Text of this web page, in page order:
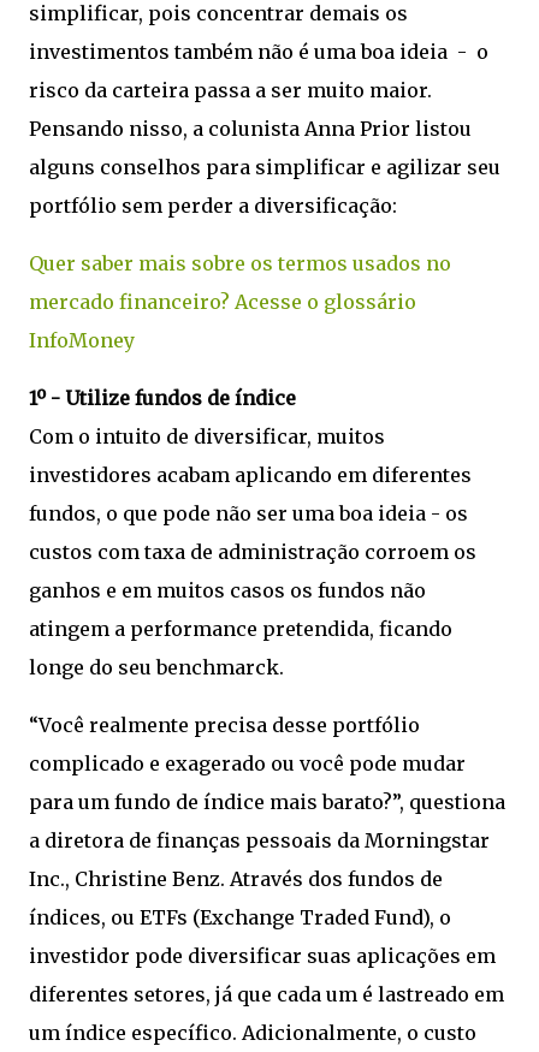
simplificar, pois concentrar demais os
investimentos também não é uma boa ideia - o
risco da carteira passa a ser muito maior.
Pensando nisso, a colunista Anna Prior listou
alguns conselhos para simplificar e agilizar seu
portfólio sem perder a diversificação:
Quer saber mais sobre os termos usados no
mercado financeiro? Acesse o glossário
InfoMoney
1º - Utilize fundos de índice
Com o intuito de diversificar, muitos
investidores acabam aplicando em diferentes
fundos, o que pode não ser uma boa ideia - os
custos com taxa de administração corroem os
ganhos e em muitos casos os fundos não
atingem a performance pretendida, ficando
longe do seu benchmarck.
“Você realmente precisa desse portfólio
complicado e exagerado ou você pode mudar
para um fundo de índice mais barato?”, questiona
a diretora de finanças pessoais da Morningstar
Inc., Christine Benz. Através dos fundos de
índices, ou ETFs (Exchange Traded Fund), o
investidor pode diversificar suas aplicações em
diferentes setores, já que cada um é lastreado em
um índice específico. Adicionalmente, o custo